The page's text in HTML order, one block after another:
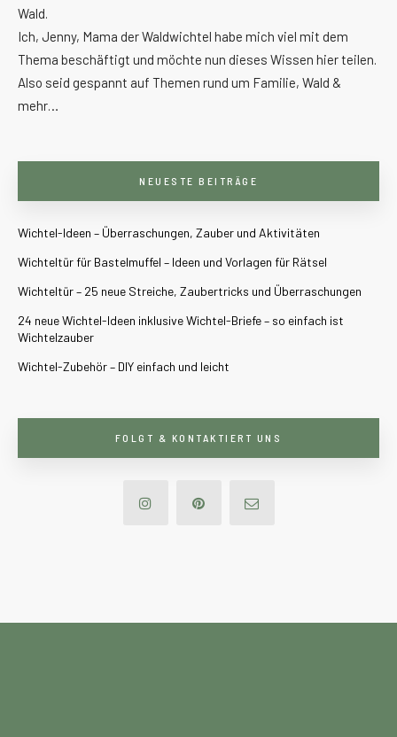
Wald.
Ich, Jenny, Mama der Waldwichtel habe mich viel mit dem
Thema beschäftigt und möchte nun dieses Wissen hier teilen.
Also seid gespannt auf Themen rund um Familie, Wald &
mehr…
NEUESTE BEITRÄGE
Wichtel-Ideen – Überraschungen, Zauber und Aktivitäten
Wichteltür für Bastelmuffel – Ideen und Vorlagen für Rätsel
Wichteltür – 25 neue Streiche, Zaubertricks und Überraschungen
24 neue Wichtel-Ideen inklusive Wichtel-Briefe – so einfach ist
Wichtelzauber
Wichtel-Zubehör – DIY einfach und leicht
FOLGT & KONTAKTIERT UNS